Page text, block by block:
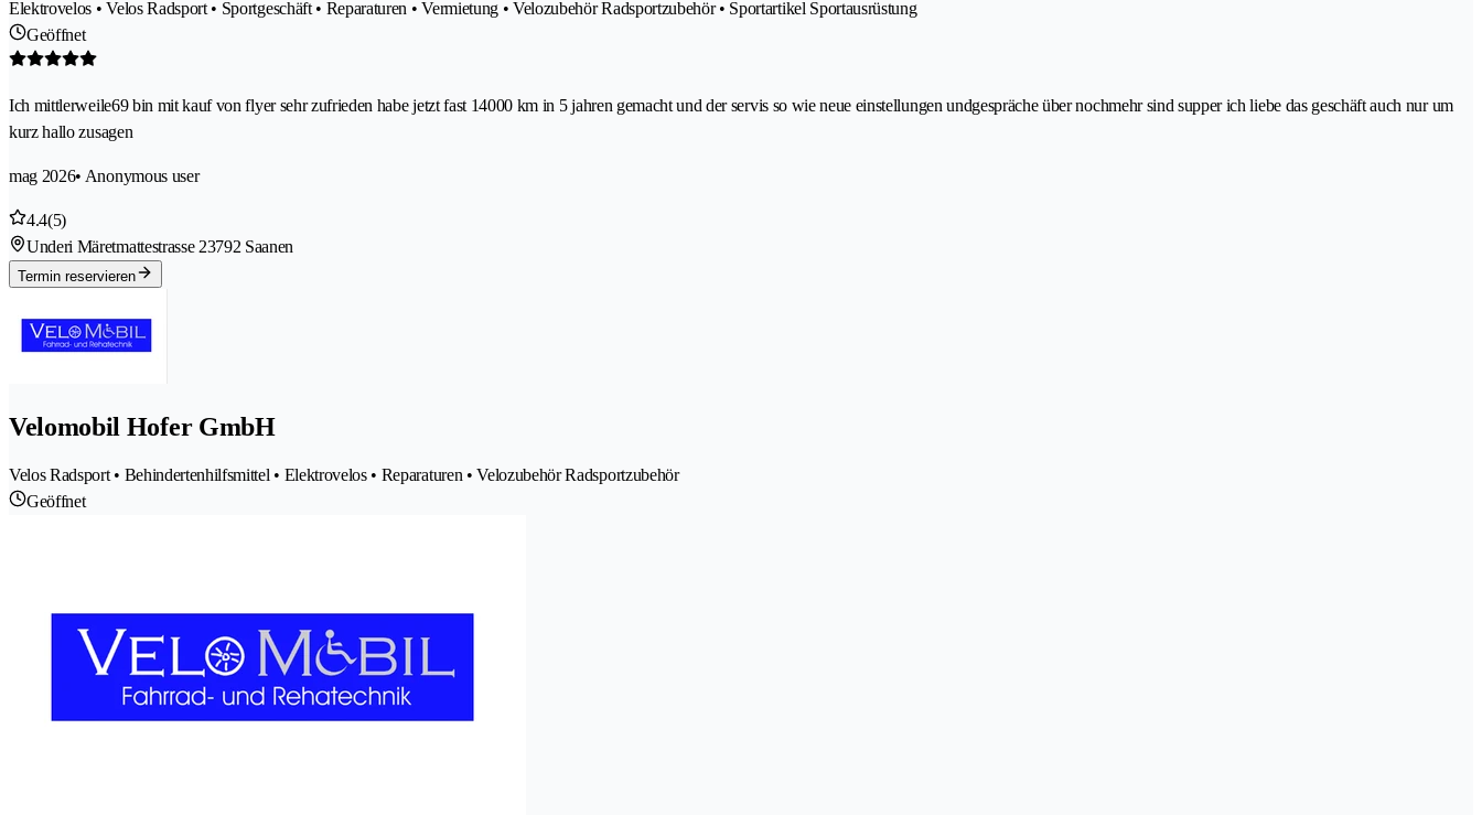
Elektrovelos • Velos Radsport • Sportgeschäft • Reparaturen • Vermietung • Velozubehör Radsportzubehör • Sportartikel Sportausrüstung
Geöffnet
Ich mittlerweile69 bin mit kauf von flyer sehr zufrieden habe jetzt fast 14000 km in 5 jahren gemacht und der servis so wie neue einstellungen undgespräche über nochmehr sind supper ich liebe das geschäft auch nur um
kurz hallo zusagen
mag 2026• Anonymous user
4.4(5)
Underi Märetmattestrasse 23792 Saanen
Termin reservieren
Velomobil Hofer GmbH
Velos Radsport • Behindertenhilfsmittel • Elektrovelos • Reparaturen • Velozubehör Radsportzubehör
Geöffnet